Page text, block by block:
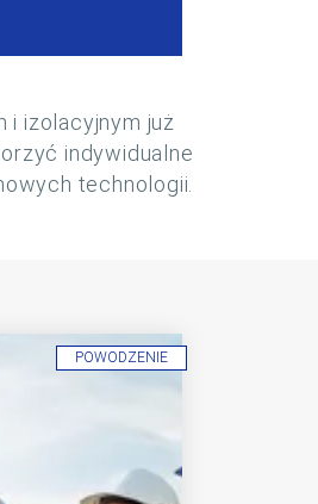
i izolacyjnym już
indywidualne
technologii.
POWODZENIE